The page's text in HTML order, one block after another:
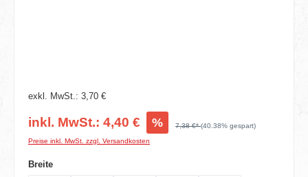
exkl. MwSt.: 3,70 €
inkl. MwSt.: 4,40 € % 7,38 €*(40.38% gespart)
Preise inkl. MwSt. zzgl. Versandkosten
Breiteauswählen